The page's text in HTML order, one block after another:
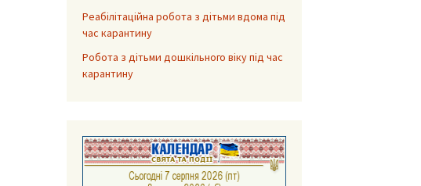
Реабілітаційна робота з дітьми вдома під
час карантину
Робота з дітьми дошкільного віку під час
карантину